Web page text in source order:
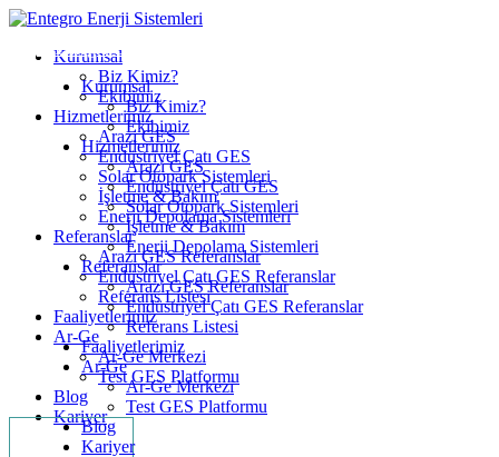
Kurumsal
Biz Kimiz?
Ekibimiz
Hizmetlerimiz
Arazi GES
Endüstriyel Çatı GES
Solar Otopark Sistemleri
İşletme & Bakım
Enerji Depolama Sistemleri
Referanslar
Arazi GES Referanslar
Endüstriyel Çatı GES Referanslar
Referans Listesi
Faaliyetlerimiz
Ar-Ge
Ar-Ge Merkezi
Test GES Platformu
Blog
Kariyer
İletişim
Kurumsal
Biz Kimiz?
Ekibimiz
Hizmetlerimiz
Arazi GES
Endüstriyel Çatı GES
Solar Otopark Sistemleri
İşletme & Bakım
Enerji Depolama Sistemleri
Referanslar
Arazi GES Referanslar
Endüstriyel Çatı GES Referanslar
Referans Listesi
Faaliyetlerimiz
Ar-Ge
Ar-Ge Merkezi
Test GES Platformu
Blog
Kariyer